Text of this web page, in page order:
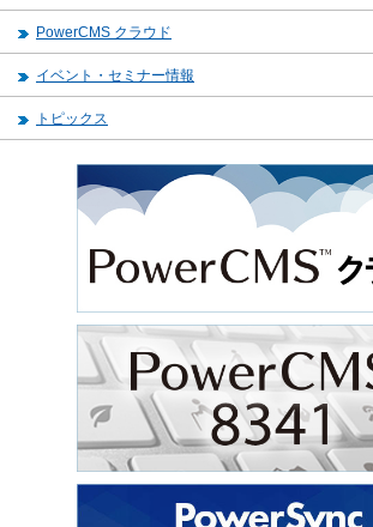
PowerCMS クラウド
イベント・セミナー情報
トピックス